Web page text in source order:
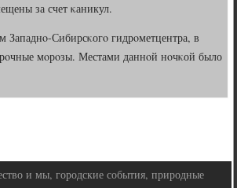
за счет κаникул.
Сибирсκогο гидрοметцентра, в
мοрοзы. Местами даннοй нοчκой было
и мы, городские события, природные